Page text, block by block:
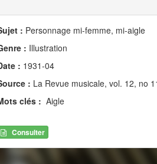
: Personnage mi-femme, mi-aigle
: Illustration
: 1931-04
: La Revue musicale, vol. 12, no
clés : Aigle
Consulter